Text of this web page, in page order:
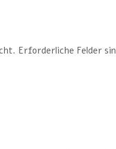
Erforderliche Felder